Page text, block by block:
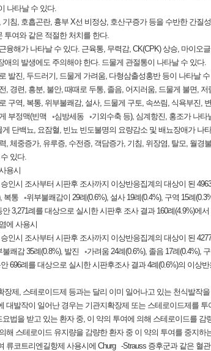
나타날 수 있다.
기침, 호흡곤란, 흉부 X선 비정상, 호산구증가 등을 수반한 간
투여와 같은 적절한 처치를 한다.
융해가 나타날 수 있다. 근육통, 무력감, CK(CPK) 상승, 마이
애의 발생에도 주의해야 한다. 드물게 관절통이 나타날 수 있다.
발진, 두드러기, 드물게 가려움, 다형삼출성홍반 등이 나타날
, 경련, 흥분, 불안, 때때로 두통, 졸음, 어지러움, 드물게 불면,
구역, 복통, 위부불쾌감, 설사, 드물게 구토, 속쓰림, 식욕부진,
부정맥(빈맥 ◦심방세동 ◦기외수축 등), 심계항진, 홍조가 나타
게 단백뇨, 요잠혈, 빈뇨 빈도불명의 요량감소 및 배뇨장애가 나
, 체중증가, 유루증, 수전증, 객담증가, 기침, 위장염, 탈모, 월
있다.
용시
인시 조사부터 시판후 조사까지 이상반응집계의 대상이 된
복통 ◦위부불쾌감이 29례(0.6%), 설사 19례(0.4%), 구역 15례
안 3,271례를 대상으로 실시한 시판후 조사 결과 160례(4.9%)에
에 사용시
인시 조사부터 시판후 조사까지 이상반응집계의 대상이 된
쾌감 35례(0.8%), 발진 ◦가려움 24례(0.6%), 졸음 17례(0.4%),
696례를 대상으로 실시한 시판후조사 결과 4례(0.6%)의 이상
장제, 스테로이드제 등과는 달리 이미 일어나고 있는 천식발작
대발작이 일어난 경우는 기관지확장제 또는 스테로이드제를 투
요법을 받고 있는 환자 중, 이 약의 투여에 의해 스테로이드를
해 스테로이드 유지량을 감량한 환자 중 이 약의 투여를 중지
류코트리엔길항제 사용시에 Churg ‑Strauss 증후군과 같은